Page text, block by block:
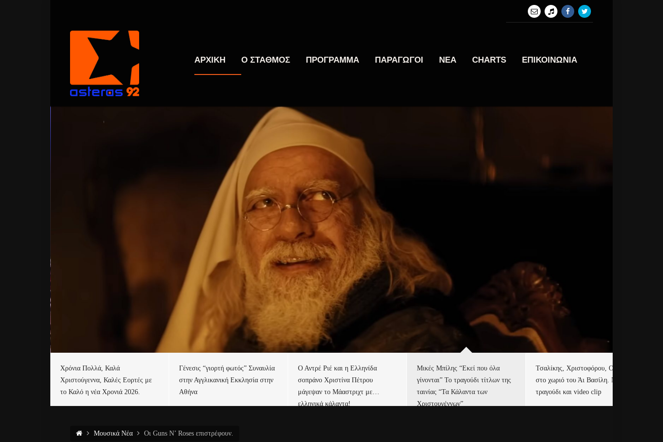
ΑΡΧΙΚΗ Ο ΣΤΑΘΜΟΣ ΠΡΟΓΡΑΜΜΑ ΠΑΡΑΓΩΓΟΙ ΝΕΑ CHARTS ΕΠΙΚΟΙΝΩΝΙΑ
Χρόνια Πολλά, Καλά
Χριστούγεννα, Καλές Εορτές με
το Καλό η νέα Χρονιά 2026.
Γένεσις “γιορτή φωτός” Συναυλία
στην Αγγλικανική Εκκλησία στην
Αθήνα
Ο Αντρέ Ριέ και η Ελληνίδα
σοπράνο Χριστίνα Πέτρου
μάγεψαν το Μάαστριχτ με…
ελληνικά κάλαντα!
Μικές Μπίλης “Εκεί που όλα
γίνονται” Το τραγούδι τίτλων της
ταινίας “Τα Κάλαντα των
Χριστουγέννων”
Τσαλίκης, Χριστοφόρου, ONE
στο χωριό του Άι Βασίλη. Νέο
τραγούδι και video clip
Μουσικά Νέα Οι Guns N’ Roses επιστρέφουν.